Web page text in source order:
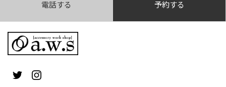
電話する 予約する